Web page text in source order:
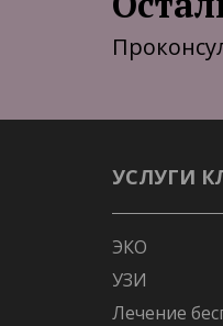
УСЛУГИ
ЭКО
УЗИ
Лечение